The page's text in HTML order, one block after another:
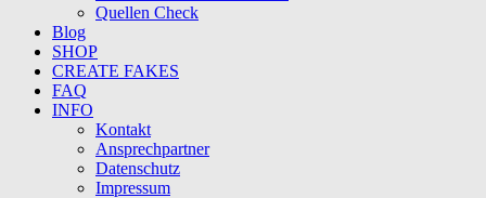
Quellen Check
Blog
SHOP
CREATE FAKES
FAQ
INFO
Kontakt
Ansprechpartner
Datenschutz
Impressum